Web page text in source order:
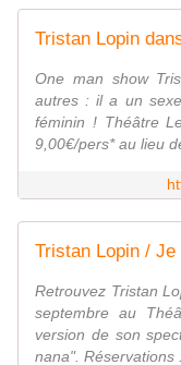
One man show
autres : il a un
féminin ! Théâtre
9,00€/pers* au lieu
Tristan Lopin /
Retrouvez Tristan
septembre au
version de son
nana". Réservations